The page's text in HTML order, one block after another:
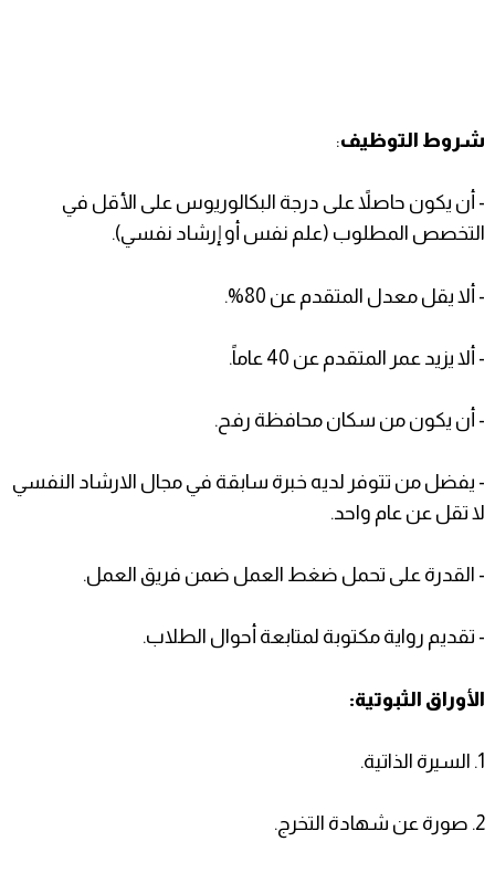
شروط التوظيف:
- أن يكون حاصلاً على درجة البكالوريوس على الأقل في
التخصص المطلوب (علم نفس أو إرشاد نفسي).
- ألا يقل معدل المتقدم عن 80%.
- ألا يزيد عمر المتقدم عن 40 عاماً.
- أن يكون من سكان محافظة رفح.
- يفضل من تتوفر لديه خبرة سابقة في مجال الارشاد النفسي
لا تقل عن عام واحد.
- القدرة على تحمل ضغط العمل ضمن فريق العمل.
- تقديم رواية مكتوبة لمتابعة أحوال الطلاب.
الأوراق الثبوتية:
1. السيرة الذاتية.
2. صورة عن شهادة التخرج.